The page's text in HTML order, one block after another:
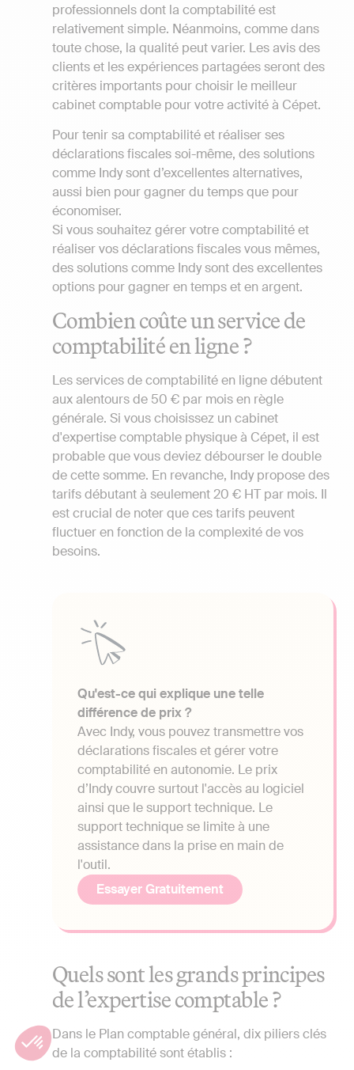
professionnels dont la comptabilité est
relativement simple. Néanmoins, comme dans
toute chose, la qualité peut varier. Les avis des
clients et les expériences partagées seront des
critères importants pour choisir le meilleur
cabinet comptable pour votre activité à Cépet.
Pour tenir sa comptabilité et réaliser ses
déclarations fiscales soi-même, des solutions
comme Indy sont d’excellentes alternatives,
aussi bien pour gagner du temps que pour
économiser.
Si vous souhaitez gérer votre comptabilité et
réaliser vos déclarations fiscales vous mêmes,
des solutions comme Indy sont des excellentes
options pour gagner en temps et en argent.
Combien coûte un service de
comptabilité en ligne ?
Les services de comptabilité en ligne débutent
aux alentours de 50 € par mois en règle
générale. Si vous choisissez un cabinet
d'expertise comptable physique à Cépet, il est
probable que vous deviez débourser le double
de cette somme. En revanche, Indy propose des
tarifs débutant à seulement 20 € HT par mois. Il
est crucial de noter que ces tarifs peuvent
fluctuer en fonction de la complexité de vos
besoins.
Qu'est-ce qui explique une telle
différence de prix ?
Avec Indy, vous pouvez transmettre vos
déclarations fiscales et gérer votre
comptabilité en autonomie. Le prix
d’Indy couvre surtout l'accès au logiciel
ainsi que le support technique. Le
support technique se limite à une
assistance dans la prise en main de
l'outil.
Essayer Gratuitement
Quels sont les grands principes
de l’expertise comptable ?
Dans le Plan comptable général, dix piliers clés
de la comptabilité sont établis :